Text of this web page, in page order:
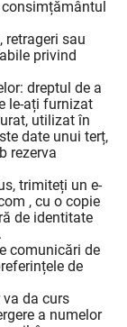
retrageri sau
privind
dreptul de a
le-ați furnizat
utilizat în
date unui terț,
rezerva
trimiteți un e-
, cu o copie
de identitate
comunicări de
de
va da curs
a numelor